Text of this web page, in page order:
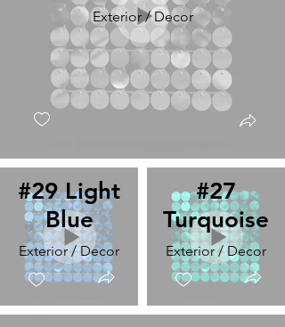
Exterior / Decor
#29 Light
Blue
Exterior / Decor
#27
Turquoise
Exterior / Decor